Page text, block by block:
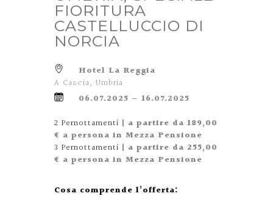
FIORITURA
CASTELLUCCIO DI
NORCIA
Hotel La Reggia
A Cascia, Umbria
06.07.2025 – 16.07.2025
2 Pernottamenti | a partire da 189,00
€ a persona in Mezza Pensione
3 Pernottamenti | a partire da 255,00
€ a persona in Mezza Pensione
Cosa comprende l’offerta: